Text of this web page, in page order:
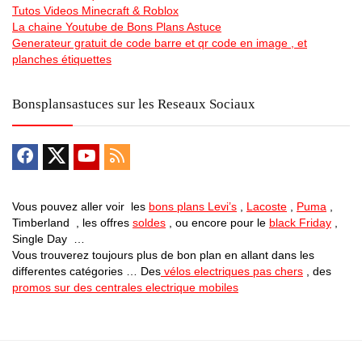
Tutos Videos Minecraft & Roblox
La chaine Youtube de Bons Plans Astuce
Generateur gratuit de code barre et qr code en image , et
planches étiquettes
Bonsplansastuces sur les Reseaux Sociaux
Vous pouvez aller voir les bons plans Levi’s Lacoste Puma
Timberland , les offres soldes , ou encore pour le black Friday
Single Day …
Vous trouverez toujours plus de bon plan en allant dans les
differentes catégories … Des vélos electriques pas chers , des
promos sur des centrales electrique mobiles